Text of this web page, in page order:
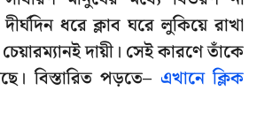
ধরে ক্লাব ঘরে লুকিয়ে রাখা
দায়ী। সেই কারণে তাঁকে
বিস্তারিত পড়তে– এখানে ক্লিক